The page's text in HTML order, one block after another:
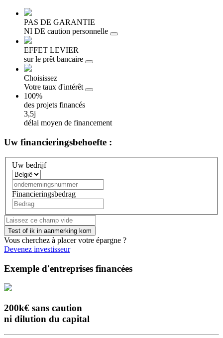
PAS DE GARANTIE
NI DE caution personnelle
EFFET LEVIER
sur le prêt bancaire
Choisissez
Votre taux d'intérêt
100%
des projets financés
3,5j
délai moyen de financement
Uw financieringsbehoefte :
Uw bedrijf
Financieringsbedrag
Vous cherchez à placer votre épargne ?
Devenez investisseur
Exemple d'entreprises financées
200k€ sans caution
ni dilution du capital